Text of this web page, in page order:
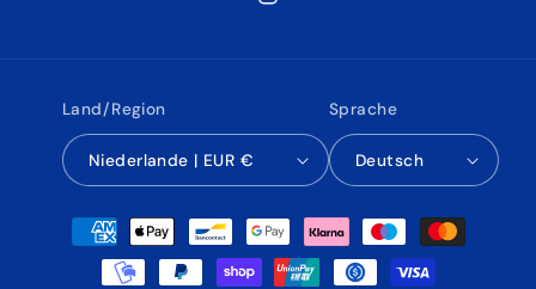
Instagram
Land/Region
Niederlande | EUR €
Sprache
Deutsch
Zahlungsmethoden